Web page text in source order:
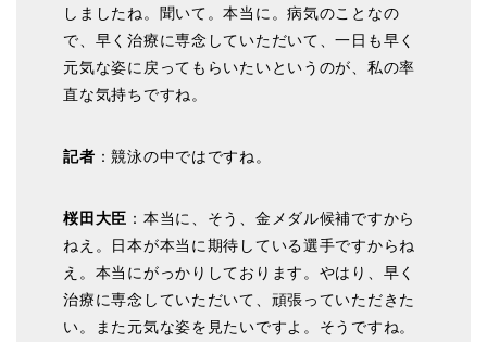
しましたね。聞いて。本当に。病気のことなの
で、早く治療に専念していただいて、一日も早く
元気な姿に戻ってもらいたいというのが、私の率
直な気持ちですね。
記者 ：競泳の中ではですね。
桜田大臣 ：本当に、そう、金メダル候補ですから
ねえ。日本が本当に期待している選手ですからね
え。本当にがっかりしております。やはり、早く
治療に専念していただいて、頑張っていただきた
い。また元気な姿を見たいですよ。そうですね。